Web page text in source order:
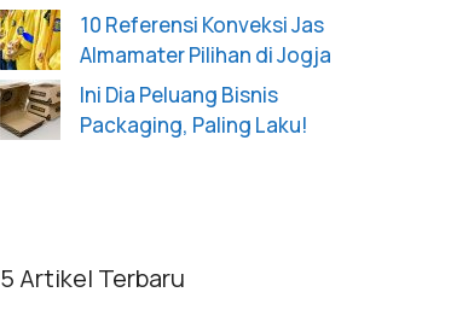
10 Referensi Konveksi Jas
Almamater Pilihan di Jogja
Ini Dia Peluang Bisnis
Packaging, Paling Laku!
5 Artikel Terbaru